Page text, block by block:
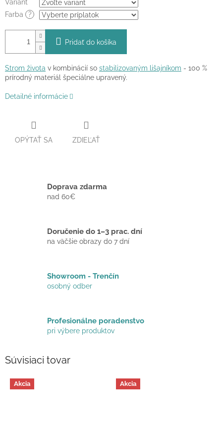
Variant
Farba
?
Pridať do košíka
Strom života v kombinácií so stabilizovaným lišajníkom - 100 %
prírodný materiál špeciálne upravený.
Detailné informácie
OPÝTAŤ SA ZDIEĽAŤ
Doprava zdarma
nad 60€
Doručenie do 1–3 prac. dní
na väčšie obrazy do 7 dní
Showroom - Trenčín
osobný odber
Profesionálne poradenstvo
pri výbere produktov
Súvisiaci tovar
Akcia Akcia